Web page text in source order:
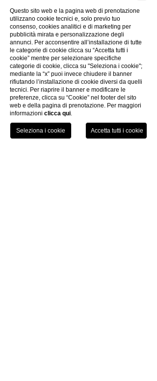
CONTACTOS
GALERÍA DE FOTOS
CREATIVIDAD
POLÍTICA DE PRIVACIDAD
POLÍTICA DE COOKIES
EL GRUPO
TRABAJA CON NOSOTROS
FACTURACIÓN ELECTRÓNICA
INFORMACIÓN DE COVID-19
Questo sito web e la pagina web di prenotazione
utilizzano cookie tecnici e, solo previo tuo
consenso, cookies analitici e di marketing per
pubblicità mirata e personalizzazione degli
annunci. Per acconsentire all’installazione di tutte
le categorie di cookie clicca su “Accetta tutti i
cookie” mentre per selezionare specifiche
categorie di cookie, clicca su "Seleziona i cookie";
mediante la “x” puoi invece chiudere il banner
rifiutando l’installazione di cookie diversi da quelli
tecnici. Per riaprire il banner e modificare le
preferenze, clicca su “Cookie” nel footer del sito
web e della pagina di prenotazione. Per maggiori
informazioni clicca qui.